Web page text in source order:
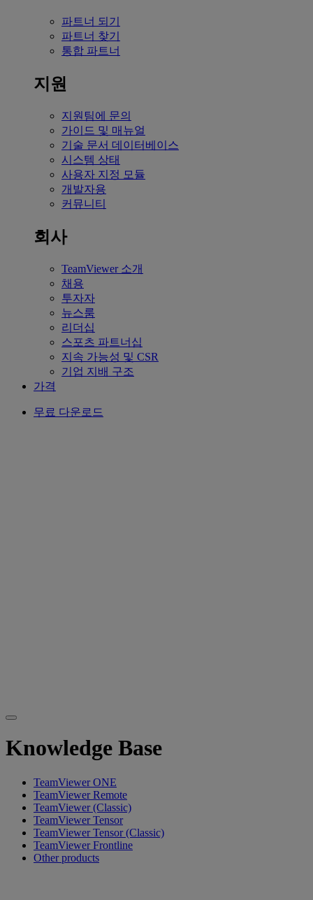
파트너 되기
파트너 찾기
통합 파트너
지원
지원팀에 문의
가이드 및 매뉴얼
기술 문서 데이터베이스
시스템 상태
사용자 지정 모듈
개발자용
커뮤니티
회사
TeamViewer 소개
채용
투자자
뉴스룸
리더십
스포츠 파트너십
지속 가능성 및 CSR
기업 지배 구조
가격
무료 다운로드
Knowledge Base
TeamViewer ONE
TeamViewer Remote
TeamViewer (Classic)
TeamViewer Tensor
TeamViewer Tensor (Classic)
TeamViewer Frontline
Other products